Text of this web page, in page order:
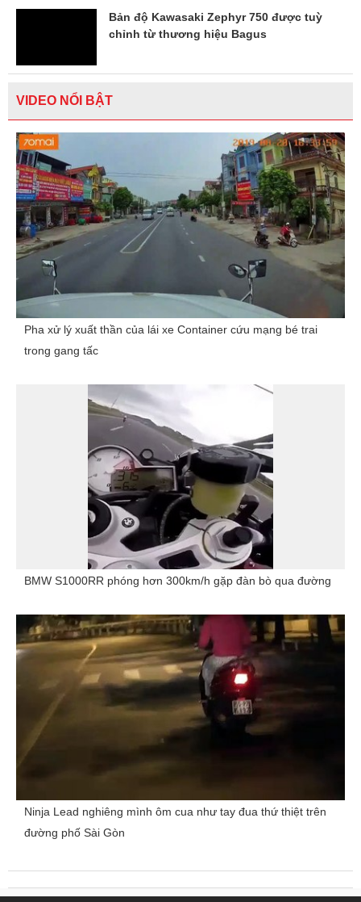
Bản độ Kawasaki Zephyr 750 được tuỳ
chỉnh từ thương hiệu Bagus
VIDEO NỔI BẬT
Pha xử lý xuất thần của lái xe Container cứu mạng bé trai
trong gang tấc
BMW S1000RR phóng hơn 300km/h gặp đàn bò qua đường
Ninja Lead nghiêng mình ôm cua như tay đua thứ thiệt trên
đường phố Sài Gòn